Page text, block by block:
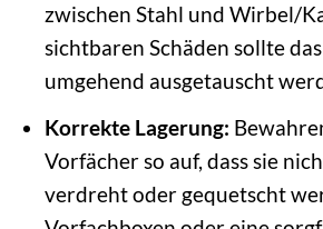
zwischen Stahl und Wirbel/
sichtbaren Schäden sollte
umgehend ausgetauscht
Korrekte Lagerung:
Vorfächer so auf, dass sie
verdreht oder gequetscht